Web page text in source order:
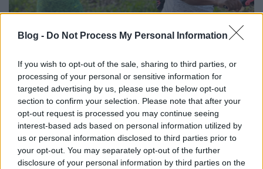
Blog - Do Not Process My Personal Information
If you wish to opt-out of the sale, sharing to third parties, or
processing of your personal or sensitive information for
targeted advertising by us, please use the below opt-out
section to confirm your selection. Please note that after your
opt-out request is processed you may continue seeing
interest-based ads based on personal information utilized by
us or personal information disclosed to third parties prior to
your opt-out. You may separately opt-out of the further
disclosure of your personal information by third parties on the